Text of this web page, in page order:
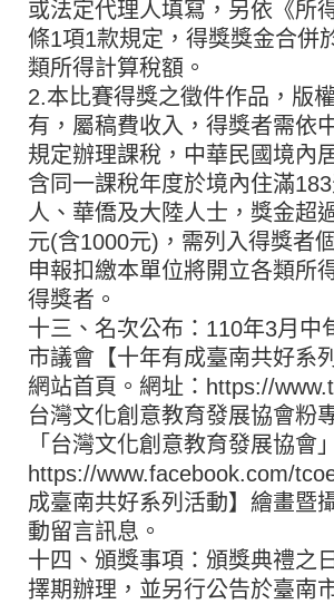
或法定代理人填寫，另依《所
條1項1款規定，得獎獎金合併
類所得計算稅額。
2.本比賽得獎之徵件作品，版
有，屬稿費收入，得獎者需依
規定辦理課稅，中華民國境內
含同一課稅年度於境內住滿
人、華僑及大陸人士，獎金超
元(含1000元)，需列入得獎者
申報扣繳本單位將開立各類所
得獎者。
十三、名次公布：110年3月中
市議會【十年有成臺南共好系
網站首頁。網址：https://
台灣文化創意教育發展協會粉
「台灣文化創意教育發展協會
https://www.facebook.com/
成臺南共好系列活動】繪畫暨
動留言訊息。
十四、頒獎事項：頒獎典禮之
擇期辦理，並另行公告於臺南